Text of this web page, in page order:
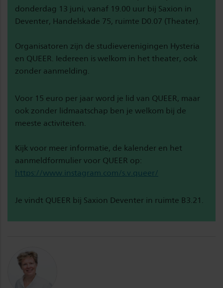
donderdag 13 juni, vanaf 19.00 uur bij Saxion in
Deventer, Handelskade 75, ruimte D0.07 (Theater).
Organisatoren zijn de studieverenigingen Hysteria
en QUEER. Iedereen is welkom in het theater, ook
zonder aanmelding.
Voor 15 euro per jaar word je lid van QUEER, maar
ook zonder lidmaatschap ben je welkom bij de
meeste activiteiten.
Kijk voor meer informatie, de kalender en het
aanmeldformulier voor QUEER op:
https://www.instagram.com/s.v.queer/
Je vindt QUEER bij Saxion Deventer in ruimte B3.21.